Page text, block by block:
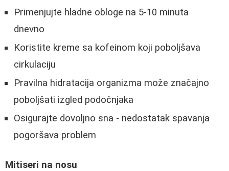
Primenjujte hladne obloge na 5-10 minuta
dnevno
Koristite kreme sa kofeinom koji poboljšava
cirkulaciju
Pravilna hidratacija organizma može značajno
poboljšati izgled podočnjaka
Osigurajte dovoljno sna - nedostatak spavanja
pogoršava problem
Mitiseri na nosu